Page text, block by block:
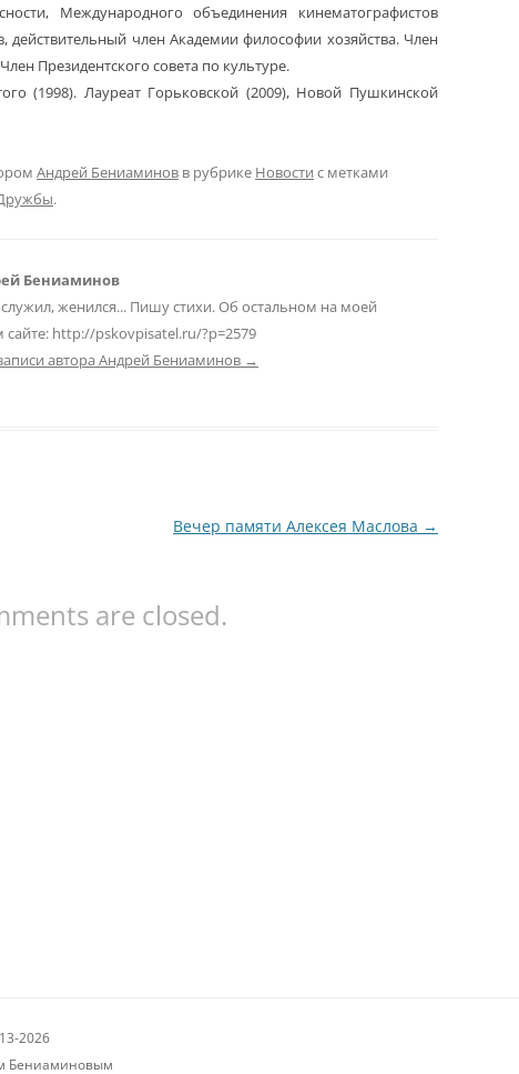
Международного объединения кинематографистов
действительный член Академии философии хозяйства. Член
Президентского совета по культуре.
(1998). Лауреат Горьковской (2009), Новой Пушкинской
Андрей Бениаминов в рубрике Новости с метками
.
Бениаминов
служил, женился... Пишу стихи. Об остальном на моей
сайте: http://pskovpisatel.ru/?p=2579
автора Андрей Бениаминов →
Вечер памяти Алексея Маслова →
are closed.
2026
Бениаминовым